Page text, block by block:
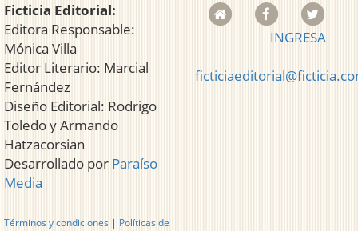
Ficticia Editorial:
Editora Responsable:
Mónica Villa
Editor Literario: Marcial
Fernández
Diseño Editorial: Rodrigo
Toledo y Armando
Hatzacorsian
Desarrollado por Paraíso
Media
Términos y condiciones | Políticas de
INGRESA